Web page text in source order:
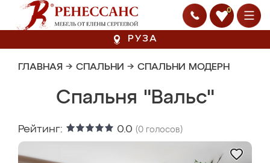
0
РУЗА
ГЛАВНАЯ → СПАЛЬНИ → СПАЛЬНИ МОДЕРН
Спальня "Вальс"
Рейтинг: 0.0 (0 голосов)